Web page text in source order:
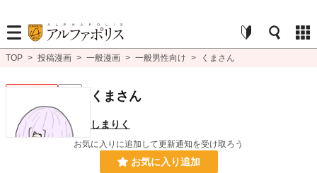
TOP > 投稿漫画 > 一般漫画 > 一般男性向け > くまさん
くまさん
しまりく
お気に入りに追加して更新通知を受け取ろう
お気に入り追加